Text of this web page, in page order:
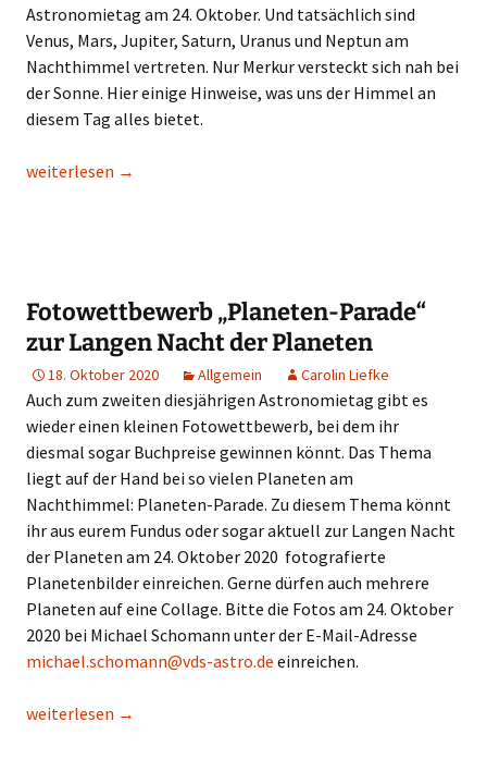
Astronomietag am 24. Oktober. Und tatsächlich sind
Venus, Mars, Jupiter, Saturn, Uranus und Neptun am
Nachthimmel vertreten. Nur Merkur versteckt sich nah bei
der Sonne. Hier einige Hinweise, was uns der Himmel an
diesem Tag alles bietet.
Beobachtungshinweise für die Lange Nacht der Planeten
weiterlesen →
Fotowettbewerb „Planeten-Parade“
zur Langen Nacht der Planeten
18. Oktober 2020 Allgemein Carolin Liefke
Auch zum zweiten diesjährigen Astronomietag gibt es
wieder einen kleinen Fotowettbewerb, bei dem ihr
diesmal sogar Buchpreise gewinnen könnt. Das Thema
liegt auf der Hand bei so vielen Planeten am
Nachthimmel: Planeten-Parade. Zu diesem Thema könnt
ihr aus eurem Fundus oder sogar aktuell zur Langen Nacht
der Planeten am 24. Oktober 2020 fotografierte
Planetenbilder einreichen. Gerne dürfen auch mehrere
Planeten auf eine Collage. Bitte die Fotos am 24. Oktober
2020 bei Michael Schomann unter der E-Mail-Adresse
michael.schomann@vds-astro.de einreichen.
Fotowettbewerb „Planeten-Parade“ zur Langen Nacht der
weiterlesen →